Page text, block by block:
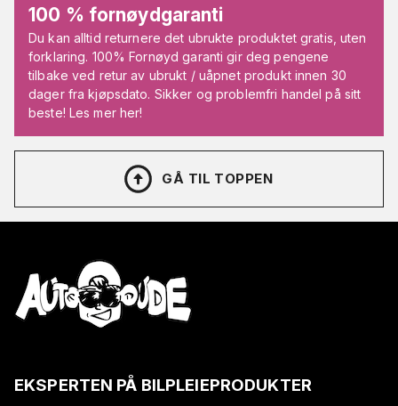
100 % fornøydgaranti
Du kan alltid returnere det ubrukte produktet gratis, uten
forklaring. 100% Fornøyd garanti gir deg pengene
tilbake ved retur av ubrukt / uåpnet produkt innen 30
dager fra kjøpsdato. Sikker og problemfri handel på sitt
beste! Les mer her!
GÅ TIL TOPPEN
EKSPERTEN PÅ BILPLEIEPRODUKTER